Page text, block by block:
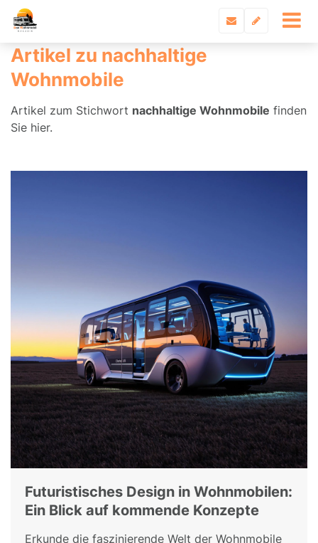
Artikel zu nachhaltige
Wohnmobile
Artikel zum Stichwort nachhaltige Wohnmobile finden
Sie hier.
Futuristisches Design in Wohnmobilen:
Ein Blick auf kommende Konzepte
Erkunde die faszinierende Welt der Wohnmobile